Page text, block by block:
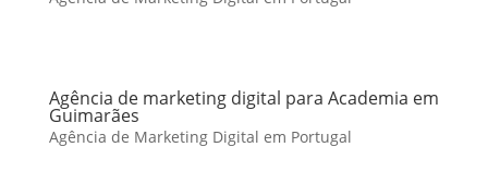
Agência de marketing digital para Academia em
Guimarães
Agência de Marketing Digital em Portugal